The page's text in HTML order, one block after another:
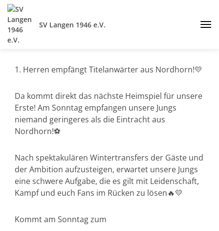
SV Langen 1946 e.V.
1. Herren empfängt Titelanwärter aus Nordhorn!💛
Da kommt direkt das nächste Heimspiel für unsere
Erste! Am Sonntag empfangen unsere Jungs
niemand geringeres als die Eintracht aus
Nordhorn!⚽️
Nach spektakulären Wintertransfers der Gäste und
der Ambition aufzusteigen, erwartet unsere Jungs
eine schwere Aufgabe, die es gilt mit Leidenschaft,
Kampf und euch Fans im Rücken zu lösen🔥💛
Kommt am Sonntag zum